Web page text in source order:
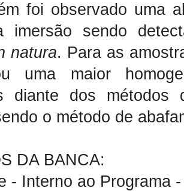
foi observado uma
imersão sendo
natura. Para as
uma maior
diante dos
o método de
DA BANCA:
- Interno ao Programa